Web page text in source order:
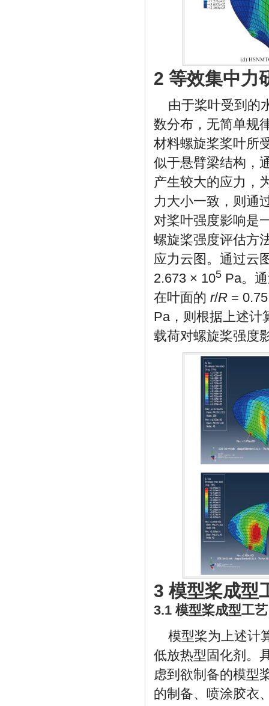
2 等效集中力
由于桨叶受到的
数分布，无简单规
材料螺旋桨桨叶所
似于悬臂梁结构，
产生较大的应力，
力大小一致，则通
对桨叶强度影响是
螺旋桨强度评估方
应力云图。通过云
2.673 × 105 Pa。
在叶面的 r/R =
Pa，则根据上述计
载荷对螺旋桨强度
3 模型桨成型
3.1 模型桨成型工艺
模型桨为上述计
低放热型固化剂。
虑到欲制备的模型
的制备、喷涂胶衣